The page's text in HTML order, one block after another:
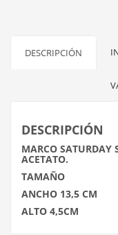
DESCRIPCIÓN
DESCRIPCIÓN
MARCO SATURDAY
ACETATO.
TAMAÑO
ANCHO 13,5 CM
ALTO 4,5CM